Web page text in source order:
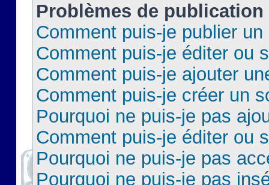
Problèmes de publication
Comment puis-je publier
Comment puis-je éditer ou
Comment puis-je ajouter
Comment puis-je créer un
Pourquoi ne puis-je pas
Comment puis-je éditer ou
Pourquoi ne puis-je pas
Pourquoi ne puis-je pas